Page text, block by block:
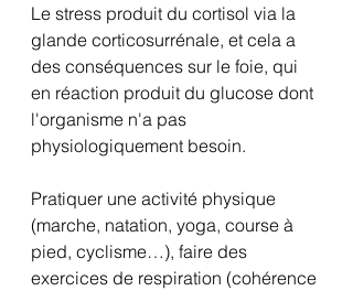
Le stress produit du cortisol via la
glande corticosurrénale, et cela a
des conséquences sur le foie, qui
en réaction produit du glucose dont
l'organisme n'a pas
physiologiquement besoin.
Pratiquer une activité physique
(marche, natation, yoga, course à
pied, cyclisme…), faire des
exercices de respiration (cohérence